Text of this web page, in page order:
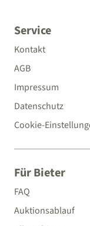
Service
Kontakt
AGB
Impressum
Datenschutz
Cookie-
Für Bieter
FAQ
Auktionsablauf